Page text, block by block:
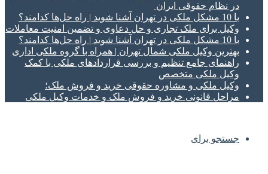
در نظام حقوقی ایران
با 10 مشکل ملکی در تهران آشنا شوید | راه حل‌ها کدامند؟
وکیل برای ملک تجاری و حل دعاوی و تضمین امنیت معاملات
با 10 مشکل ملکی در تهران آشنا شوید | راه حل‌ها کدامند؟
بهترین وکیل ملکی شمال تهران | همراه با گروه ملکی اداری
راهنمای جامع تنظیم و بررسی قراردادهای ملکی با کمک
وکیل ملکی متخصص
وکیل ملکی و مشاوره حقوقی خرید و فروش ملک؛
مراحل قانونی خرید و فروش ملک و خدمات وکیل ملکی
جستجو برای